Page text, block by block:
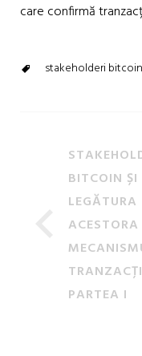
care confirmă
stakeholderi bitcoin
BITCOIN ȘI
LEGĂTURA
ACESTORA
PARTEA I